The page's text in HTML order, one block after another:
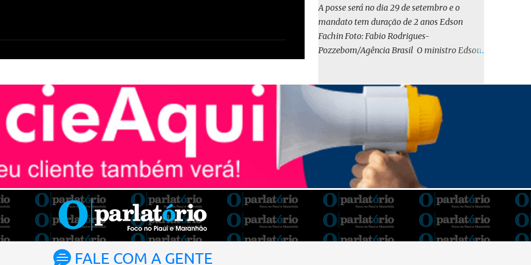
em iene japonês é mais vantajosa sob os
aspectos econômico e financeiro. Embora o
custo dos juros em dólares possa parecer
inferior no curto prazo, a opção pelo iene
tanto pela sua menor volatilidade cambial
quanto pela estabilidade da taxa de juros
atrelada à TONA”, explica. O deputado
Gustavo Neiva (PP) votou contra o projeto de
l...
A posse será no dia 29 de setembro e o
mandato tem duração de 2 anos Edson
Fachin Foto: Fabio Rodrigues-
Pozzebom/Agência Brasil O ministro Edson
Tribunal Federal (STF) pelos próximos dois
anos. O vice-presidente será o ministro
Alexandre de Moraes. A posse será no dia 29
de setembro. A votação foi feita de forma
simbólica pelo plenário da Corte.
Atualmente, Fachin é o vice-presidente e,
pelo critério de antiguidade, deve assumir o
cargo. Conforme o regimento interno, o
tribunal deve ser comandado pelo ministro
mais antigo que ainda não presidiu a Corte.
O novo presidente vai suceder a Luís Roberto
FALE COM A GENTE